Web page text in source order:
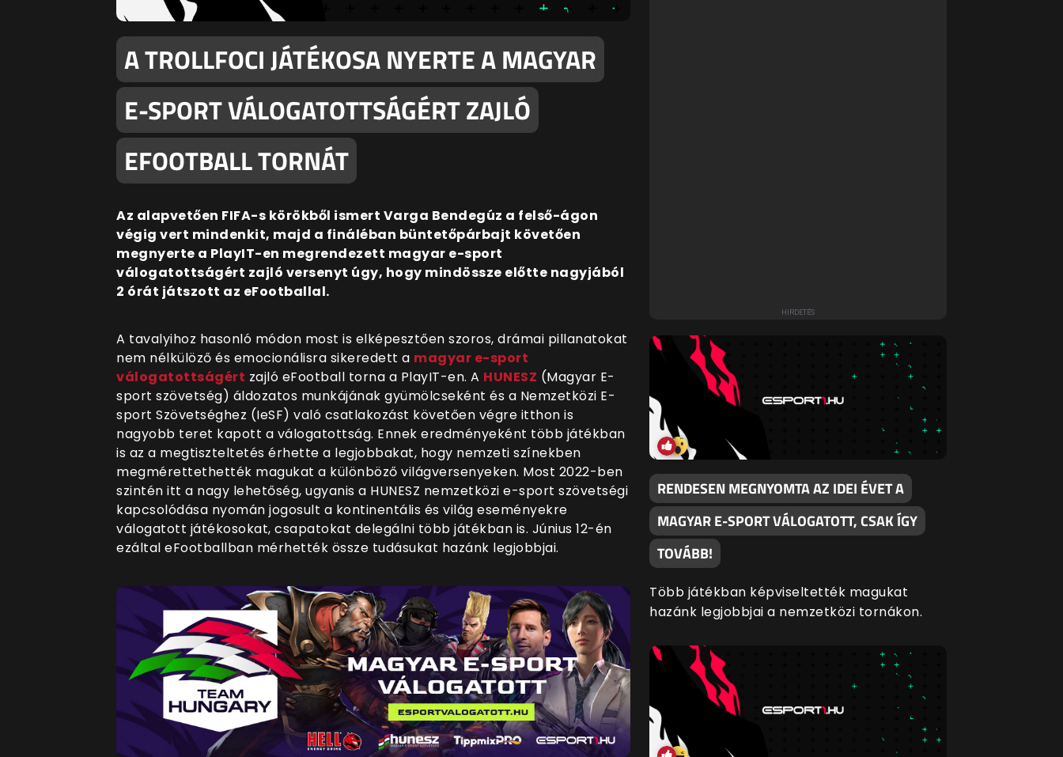
A TROLLFOCI JÁTÉKOSA NYERTE A MAGYAR
E-SPORT VÁLOGATOTTSÁGÉRT ZAJLÓ
EFOOTBALL TORNÁT
Az alapvetően FIFA-s körökből ismert Varga Bendegúz a felső-ágon
végig vert mindenkit, majd a fináléban büntetőpárbajt követően
megnyerte a PlayIT-en megrendezett magyar e-sport
válogatottságért zajló versenyt úgy, hogy mindössze előtte nagyjából
2 órát játszott az eFootballal.
A tavalyihoz hasonló módon most is elképesztően szoros, drámai pillanatokat
nem nélkülöző és emocionálisra sikeredett a magyar e-sport
válogatottságért zajló eFootball torna a PlayIT-en. A HUNESZ (Magyar E-
sport szövetség) áldozatos munkájának gyümölcseként és a Nemzetközi E-
sport Szövetséghez (IeSF) való csatlakozást követően végre itthon is
nagyobb teret kapott a válogatottság. Ennek eredményeként több játékban
is az a megtiszteltetés érhette a legjobbakat, hogy nemzeti színekben
megmérettethették magukat a különböző világversenyeken. Most 2022-ben
szintén itt a nagy lehetőség, ugyanis a HUNESZ nemzetközi e-sport szövetségi
kapcsolódása nyomán jogosult a kontinentális és világ eseményekre
válogatott játékosokat, csapatokat delegálni több játékban is. Június 12-én
ezáltal eFootballban mérhették össze tudásukat hazánk legjobbjai.
RENDESEN MEGNYOMTA AZ IDEI ÉVET A
MAGYAR E-SPORT VÁLOGATOTT, CSAK ÍGY
TOVÁBB!
Több játékban képviseltették magukat
hazánk legjobbjai a nemzetközi tornákon.